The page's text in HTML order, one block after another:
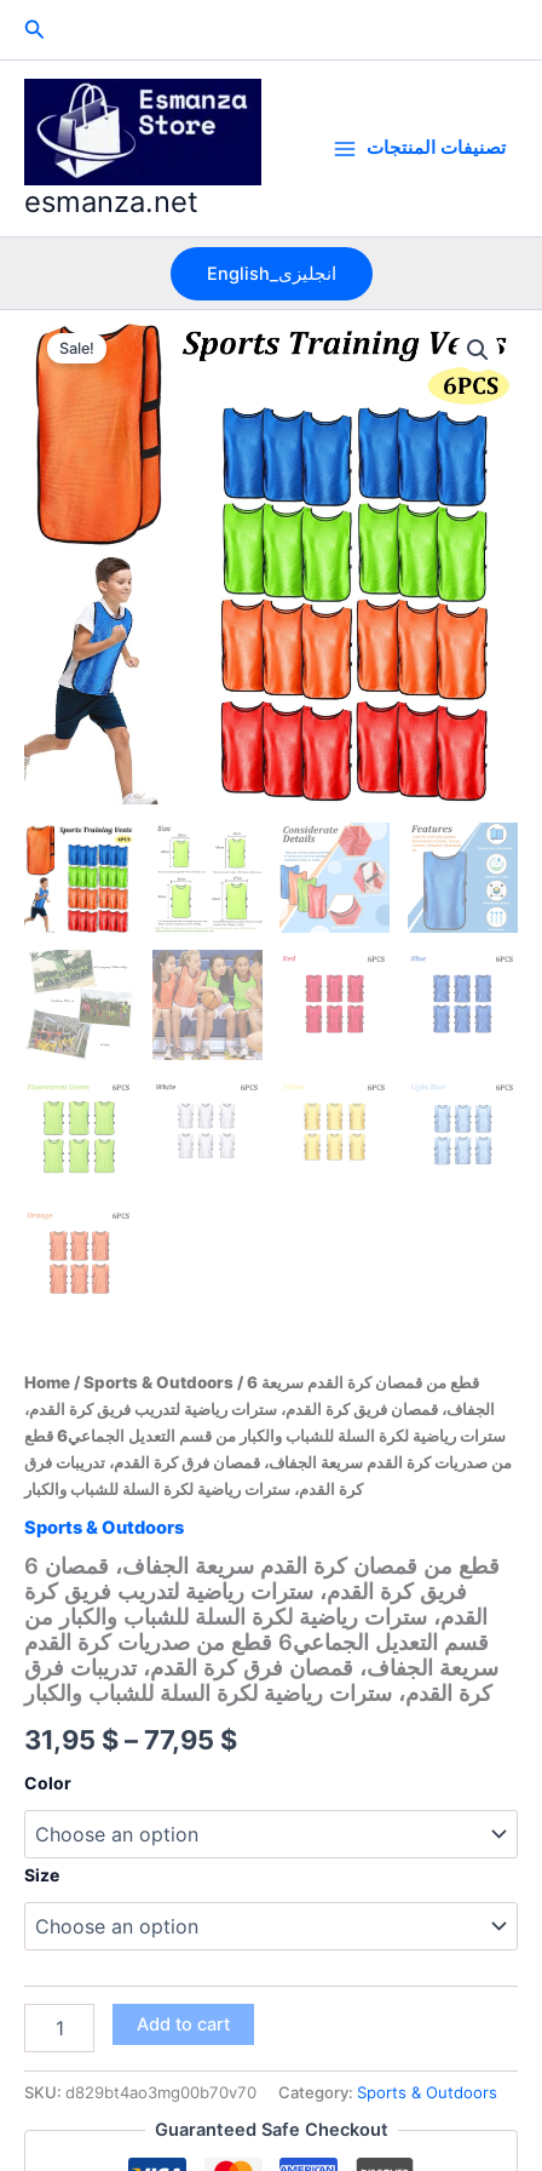
Search
esmanza.net
تصنيفات المنتجات
English_انجليزى
Sale!
Home/Sports & Outdoors/ 6 قطع من قمصان كرة القدم سريعة
الجفاف، قمصان فريق كرة القدم، سترات رياضية لتدريب فريق كرة القدم،
سترات رياضية لكرة السلة للشباب والكبار من قسم التعديل الجماعي6 قطع
من صدريات كرة القدم سريعة الجفاف، قمصان فرق كرة القدم، تدريبات فرق
كرة القدم، سترات رياضية لكرة السلة للشباب والكبار
Sports & Outdoors
6 قطع من قمصان كرة القدم سريعة الجفاف، قمصان
فريق كرة القدم، سترات رياضية لتدريب فريق كرة
القدم، سترات رياضية لكرة السلة للشباب والكبار من
قسم التعديل الجماعي6 قطع من صدريات كرة القدم
سريعة الجفاف، قمصان فرق كرة القدم، تدريبات فرق
كرة القدم، سترات رياضية لكرة السلة للشباب والكبار
31,95 $–77,95 $Price
through
77,95 $
Color
Size
قمصان
القدم
Add to cart
SKU: d829bt4ao3mg00b70v70 Category: Sports & Outdoors
Guaranteed Safe Checkout